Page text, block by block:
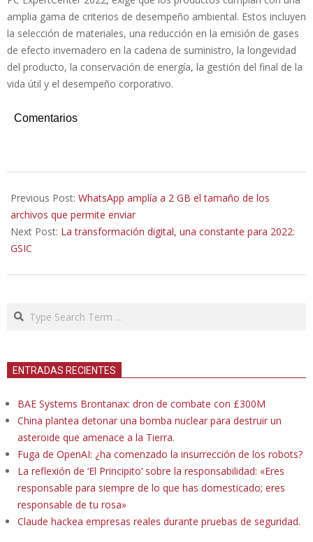
amplia gama de criterios de desempeño ambiental. Estos incluyen
la selección de materiales, una reducción en la emisión de gases
de efecto invernadero en la cadena de suministro, la longevidad
del producto, la conservación de energía, la gestión del final de la
vida útil y el desempeño corporativo.
Comentarios
03-
26
Previous Post: WhatsApp amplía a 2 GB el tamaño de los
archivos que permite enviar
Next Post: La transformación digital, una constante para 2022:
GSIC
Search
ENTRADAS RECIENTES
BAE Systems Brontanax: dron de combate con £300M
China plantea detonar una bomba nuclear para destruir un
asteroide que amenace a la Tierra.
Fuga de OpenAI: ¿ha comenzado la insurrección de los robots?
La reflexión de ‘El Principito’ sobre la responsabilidad: «Eres
responsable para siempre de lo que has domesticado; eres
responsable de tu rosa»
Claude hackea empresas reales durante pruebas de seguridad.